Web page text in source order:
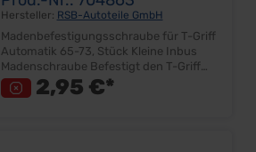
Hersteller: RSB-Autoteile GmbH
Madenbefestigungsschraube für T-Griff
Automatik 65-73, Stück Kleine Inbus
Madenschraube Befestigt den T-Griff
auf dem Schalthebel Ersetzt Originalteil
Lieferumfang: Stück Preis: Pro Stück
2,95 €*